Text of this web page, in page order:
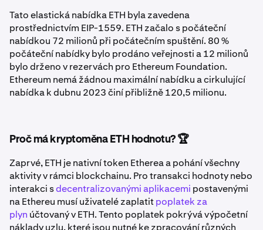
Tato elastická nabídka ETH byla zavedena
prostřednictvím EIP-1559. ETH začalo s počáteční
nabídkou 72 milionů při počátečním spuštění. 80 %
počáteční nabídky bylo prodáno veřejnosti a 12 milionů
bylo drženo v rezervách pro Ethereum Foundation.
Ethereum nemá žádnou maximální nabídku a cirkulující
nabídka k dubnu 2023 činí přibližně 120,5 milionu.
Proč má kryptoměna ETH hodnotu? 🏆
Zaprvé, ETH je nativní token Etherea a pohání všechny
aktivity v rámci blockchainu. Pro transakci hodnoty nebo
interakci sdecentralizovanými aplikacemi postavenými
na Ethereu musí uživatelé zaplatitpoplatek za
plyn účtovaný v ETH. Tento poplatek pokrývá výpočetní
náklady uzlu, které jsou nutné ke zpracování různých